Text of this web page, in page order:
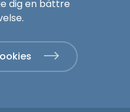
dig en bättre